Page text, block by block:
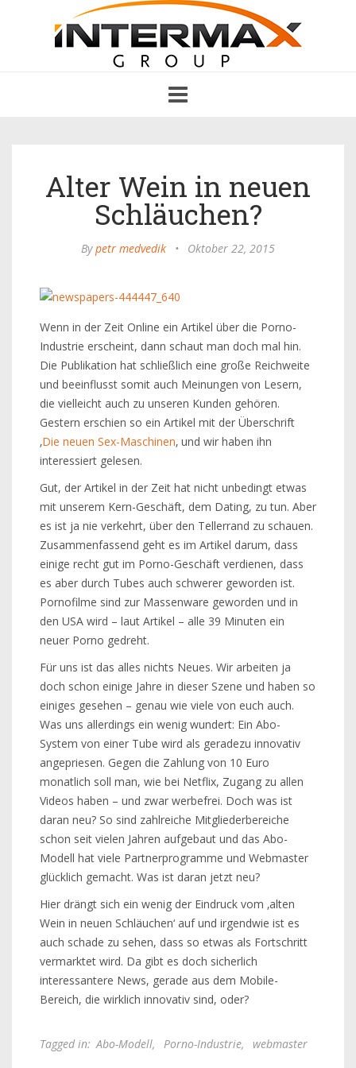
navigation
Alter Wein in neuen
Schläuchen?
Bypetr medvedik • Oktober 22, 2015
Wenn in der Zeit Online ein Artikel über die Porno-
Industrie erscheint, dann schaut man doch mal hin.
Die Publikation hat schließlich eine große Reichweite
und beeinflusst somit auch Meinungen von Lesern,
die vielleicht auch zu unseren Kunden gehören.
Gestern erschien so ein Artikel mit der Überschrift
‚Die neuen Sex-Maschinen‚ und wir haben ihn
interessiert gelesen.
Gut, der Artikel in der Zeit hat nicht unbedingt etwas
mit unserem Kern-Geschäft, dem Dating, zu tun. Aber
es ist ja nie verkehrt, über den Tellerrand zu schauen.
Zusammenfassend geht es im Artikel darum, dass
einige recht gut im Porno-Geschäft verdienen, dass
es aber durch Tubes auch schwerer geworden ist.
Pornofilme sind zur Massenware geworden und in
den USA wird – laut Artikel – alle 39 Minuten ein
neuer Porno gedreht.
Für uns ist das alles nichts Neues. Wir arbeiten ja
doch schon einige Jahre in dieser Szene und haben so
einiges gesehen – genau wie viele von euch auch.
Was uns allerdings ein wenig wundert: Ein Abo-
System von einer Tube wird als geradezu innovativ
angepriesen. Gegen die Zahlung von 10 Euro
monatlich soll man, wie bei Netflix, Zugang zu allen
Videos haben – und zwar werbefrei. Doch was ist
daran neu? So sind zahlreiche Mitgliederbereiche
schon seit vielen Jahren aufgebaut und das Abo-
Modell hat viele Partnerprogramme und Webmaster
glücklich gemacht. Was ist daran jetzt neu?
Hier drängt sich ein wenig der Eindruck vom ‚alten
Wein in neuen Schläuchen‘ auf und irgendwie ist es
auch schade zu sehen, dass so etwas als Fortschritt
vermarktet wird. Da gibt es doch sicherlich
interessantere News, gerade aus dem Mobile-
Bereich, die wirklich innovativ sind, oder?
Tagged in: Abo-Modell, Porno-Industrie, webmaster